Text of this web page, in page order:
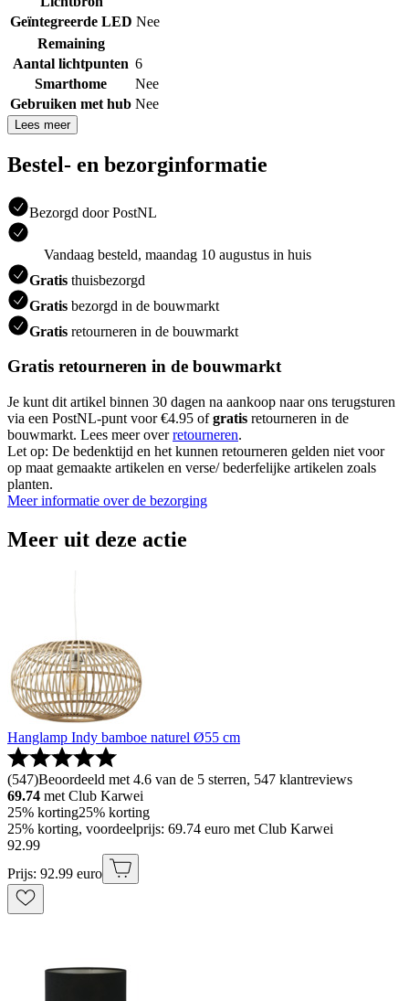
Geïntegreerde LED Nee
Remaining
Aantal lichtpunten 6
Smarthome
Nee
Gebruiken met hub Nee
Lees meer
Bestel- en bezorginformatie
Bezorgd door PostNL
Vandaag besteld, maandag 10 augustus in huis
Gratis thuisbezorgd
Gratis bezorgd in de bouwmarkt
Gratis retourneren in de bouwmarkt
Gratis retourneren in de bouwmarkt
Je kunt dit artikel binnen 30 dagen na aankoop naar ons terugsturen
via een PostNL-punt voor €4.95 ofgratis retourneren in de
bouwmarkt. Lees meer overretourneren.
Let op: De bedenktijd en het kunnen retourneren gelden niet voor
op maat gemaakte artikelen en verse/ bederfelijke artikelen zoals
planten.
Meer informatie over de bezorging
Meer uit deze actie
Hanglamp Indy bamboe naturel Ø55 cm
(547)Beoordeeld met 4.6 van de 5 sterren, 547 klantreviews
69.74 met Club Karwei
25% korting25% korting
25% korting, voordeelprijs: 69.74 euro met Club Karwei
92.99
Prijs: 92.99 euro